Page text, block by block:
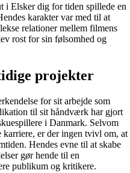
i Elsker dig for tiden spillede en
karakter var med til at
relationer mellem filmens
rost for sin følsomhed og
projekter
for sit arbejde som
til sit håndværk har gjort
i Danmark. Selvom
karriere, er der ingen tvivl om, at
Hendes evne til at skabe
gør hende til en
publikum og kritikere.